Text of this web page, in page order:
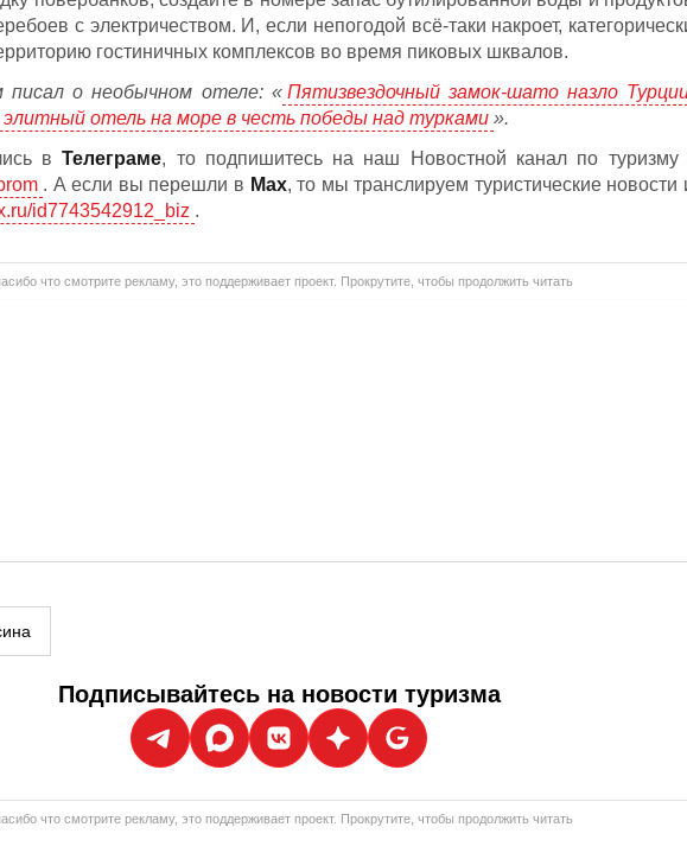
с электричеством. И, если непогодой всё-таки накроет,
гостиничных комплексов во время пиковых шквалов.
писал о необычном отеле: « Пятизвездочный замок-шато назло
отель на море в честь победы над турками ».
вТелеграме, то подпишитесь на наш Новостной канал по туризму
. А если вы перешли в Мах, то мы транслируем туристические новости
id7743542912_biz .
что смотрите рекламу, это поддерживает проект. Прокрутите, чтобы продолжить читать
Подписывайтесь на новости туризма
что смотрите рекламу, это поддерживает проект. Прокрутите, чтобы продолжить читать